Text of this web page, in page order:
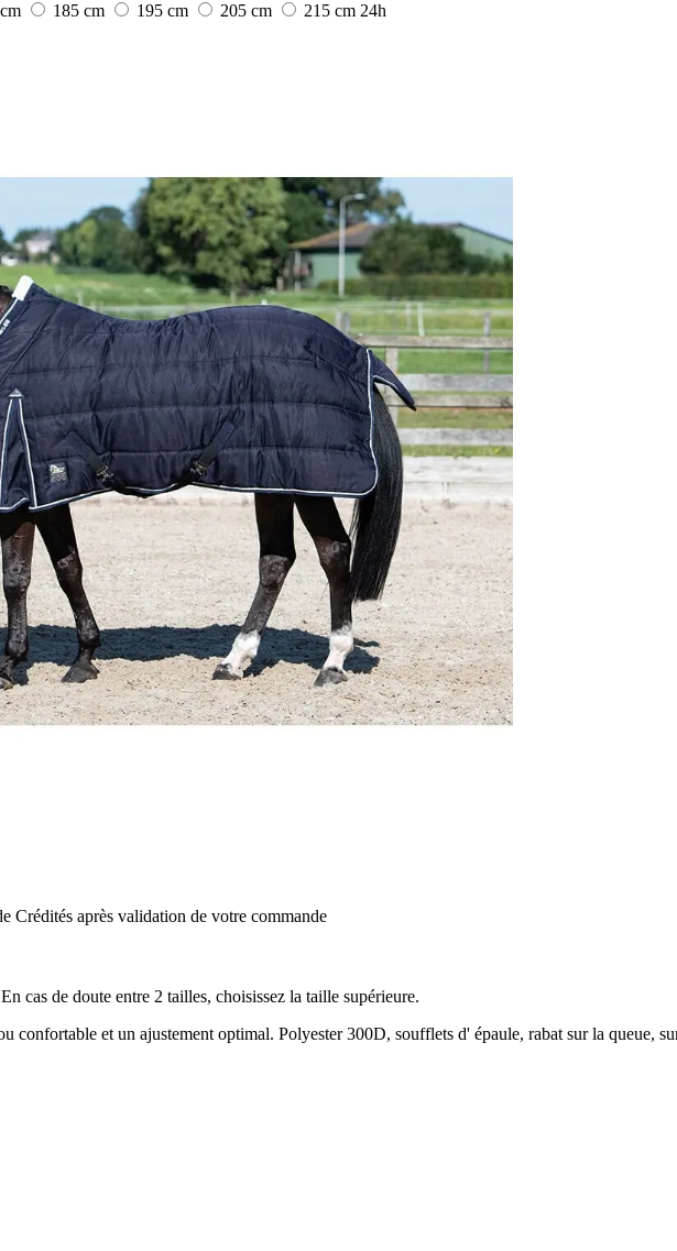
185 cm 195 cm 205 cm 215 cm 24h
Crédités après validation de votre commande
cas de doute entre 2 tailles, choisissez la taille supérieure.
et un ajustement optimal. Polyester 300D, soufflets d' épaule, rabat sur la queue,